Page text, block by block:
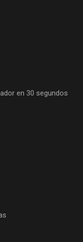
en 30 segundos